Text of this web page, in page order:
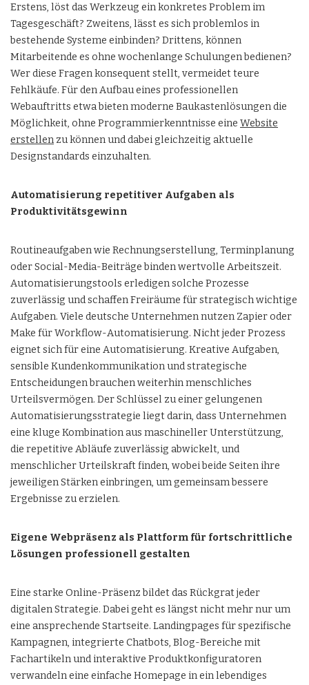
Erstens, löst das Werkzeug ein konkretes Problem im
Tagesgeschäft? Zweitens, lässt es sich problemlos in
bestehende Systeme einbinden? Drittens, können
Mitarbeitende es ohne wochenlange Schulungen bedienen?
Wer diese Fragen konsequent stellt, vermeidet teure
Fehlkäufe. Für den Aufbau eines professionellen
Webauftritts etwa bieten moderne Baukastenlösungen die
Möglichkeit, ohne Programmierkenntnisse eine Website
erstellen zu können und dabei gleichzeitig aktuelle
Designstandards einzuhalten.
Automatisierung repetitiver Aufgaben als
Produktivitätsgewinn
Routineaufgaben wie Rechnungserstellung, Terminplanung
oder Social-Media-Beiträge binden wertvolle Arbeitszeit.
Automatisierungstools erledigen solche Prozesse
zuverlässig und schaffen Freiräume für strategisch wichtige
Aufgaben. Viele deutsche Unternehmen nutzen Zapier oder
Make für Workflow-Automatisierung. Nicht jeder Prozess
eignet sich für eine Automatisierung. Kreative Aufgaben,
sensible Kundenkommunikation und strategische
Entscheidungen brauchen weiterhin menschliches
Urteilsvermögen. Der Schlüssel zu einer gelungenen
Automatisierungsstrategie liegt darin, dass Unternehmen
eine kluge Kombination aus maschineller Unterstützung,
die repetitive Abläufe zuverlässig abwickelt, und
menschlicher Urteilskraft finden, wobei beide Seiten ihre
jeweiligen Stärken einbringen, um gemeinsam bessere
Ergebnisse zu erzielen.
Eigene Webpräsenz als Plattform für fortschrittliche
Lösungen professionell gestalten
Eine starke Online-Präsenz bildet das Rückgrat jeder
digitalen Strategie. Dabei geht es längst nicht mehr nur um
eine ansprechende Startseite. Landingpages für spezifische
Kampagnen, integrierte Chatbots, Blog-Bereiche mit
Fachartikeln und interaktive Produktkonfiguratoren
verwandeln eine einfache Homepage in ein lebendiges